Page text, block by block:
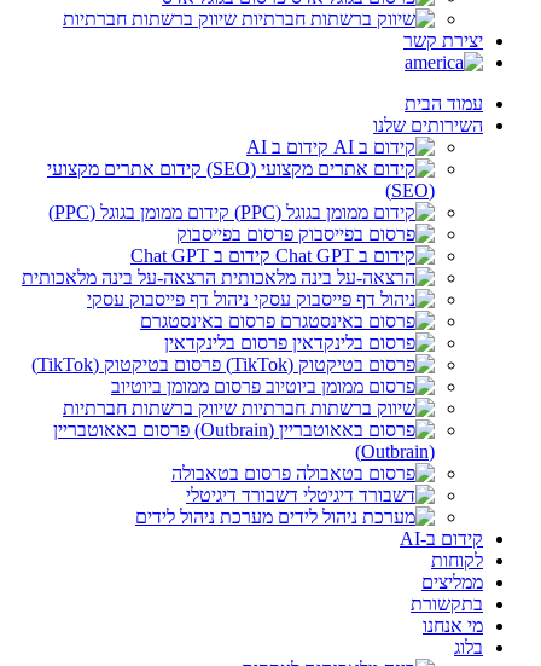
שיווק ברשתות חברתיות
יצירת קשר
עמוד הבית
השירותים שלנו
קידום ב AI
קידום אתרים מקצועי
(SEO)
קידום ממומן בגוגל (PPC)
פרסום בפייסבוק
קידום ב Chat GPT
הרצאה-על בינה מלאכותית
ניהול דף פייסבוק עסקי
פרסום באינסטגרם
פרסום בלינקדאין
פרסום בטיקטוק (TikTok)
פרסום ממומן ביוטיוב
שיווק ברשתות חברתיות
פרסום באאוטבריין
(Outbrain)
פרסום בטאבולה
דשבורד דיגיטלי
מערכת ניהול לידים
קידום ב-AI
לקוחות
ממליצים
בתקשורת
מי אנחנו
בלוג